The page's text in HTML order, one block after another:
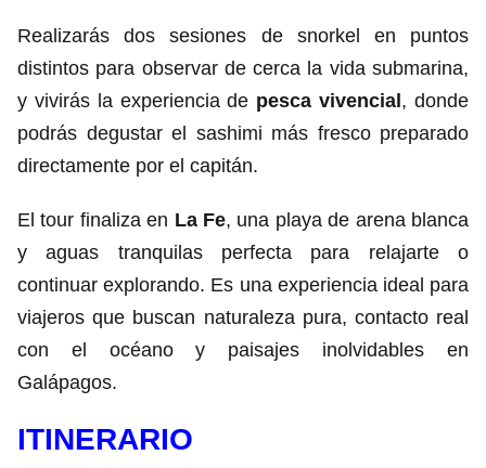
Realizarás dos sesiones de snorkel en puntos
distintos para observar de cerca la vida submarina,
y vivirás la experiencia de pesca vivencial, donde
podrás degustar el sashimi más fresco preparado
directamente por el capitán.
El tour finaliza en La Fe, una playa de arena blanca
y aguas tranquilas perfecta para relajarte o
continuar explorando. Es una experiencia ideal para
viajeros que buscan naturaleza pura, contacto real
con el océano y paisajes inolvidables en
Galápagos.
ITINERARIO